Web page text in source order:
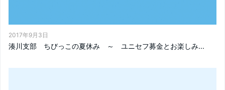
2017年9月3日
湊川支部 ちびっこの夏休み ～ ユニセフ募金とお楽しみ...